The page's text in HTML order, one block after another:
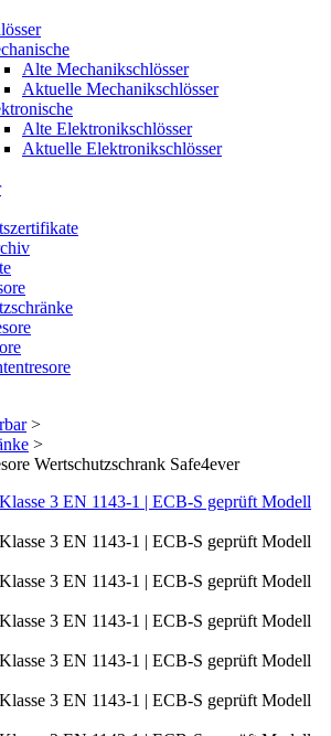
Alte Mechanikschlösser
Aktuelle Mechanikschlösser
Alte Elektronikschlösser
Aktuelle Elektronikschlösser
>
>
Wertschutzschrank Safe4ever